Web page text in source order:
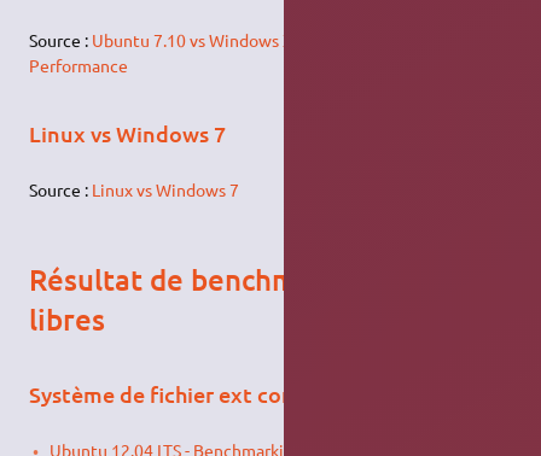
Source : Ubuntu 7.10 vs Windows XP SP3: Application
Performance
Linux vs Windows 7
Source : Linux vs Windows 7
Résultat de benchmark de logiciels
libres
Système de fichier ext contre les autres
Ubuntu 12.04 LTS - Benchmarking All The Linux File-Systems